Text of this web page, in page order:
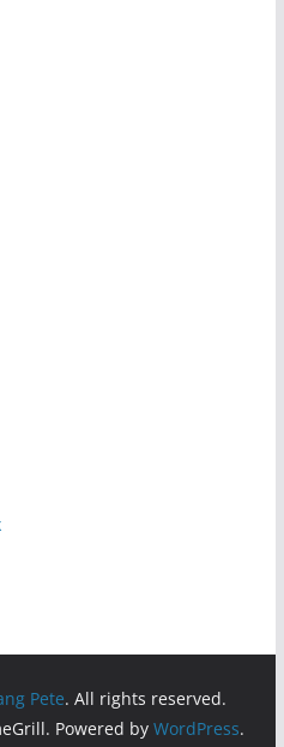
Pete. All rights reserved.
Powered by WordPress.